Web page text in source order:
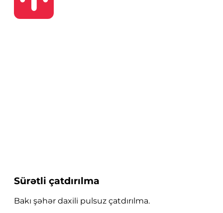
Sürətli çatdırılma
Bakı şəhər daxili pulsuz çatdırılma.